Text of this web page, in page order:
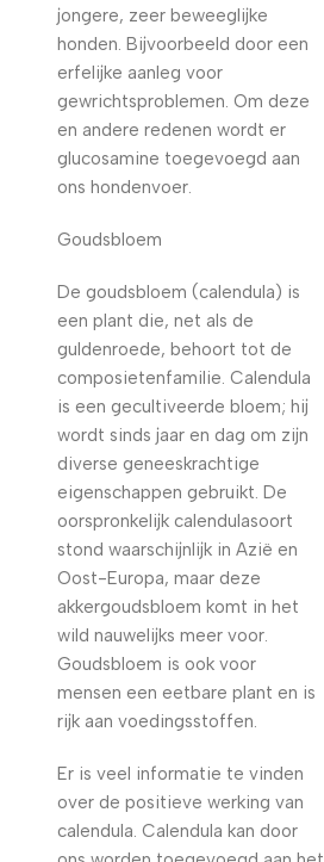
jongere, zeer beweeglijke
honden. Bijvoorbeeld door een
erfelijke aanleg voor
gewrichtsproblemen. Om deze
en andere redenen wordt er
glucosamine toegevoegd aan
ons hondenvoer.
Goudsbloem
De goudsbloem (calendula) is
een plant die, net als de
guldenroede, behoort tot de
composietenfamilie. Calendula
is een gecultiveerde bloem; hij
wordt sinds jaar en dag om zijn
diverse geneeskrachtige
eigenschappen gebruikt. De
oorspronkelijk calendulasoort
stond waarschijnlijk in Azië en
Oost-Europa, maar deze
akkergoudsbloem komt in het
wild nauwelijks meer voor.
Goudsbloem is ook voor
mensen een eetbare plant en is
rijk aan voedingsstoffen.
Er is veel informatie te vinden
over de positieve werking van
calendula. Calendula kan door